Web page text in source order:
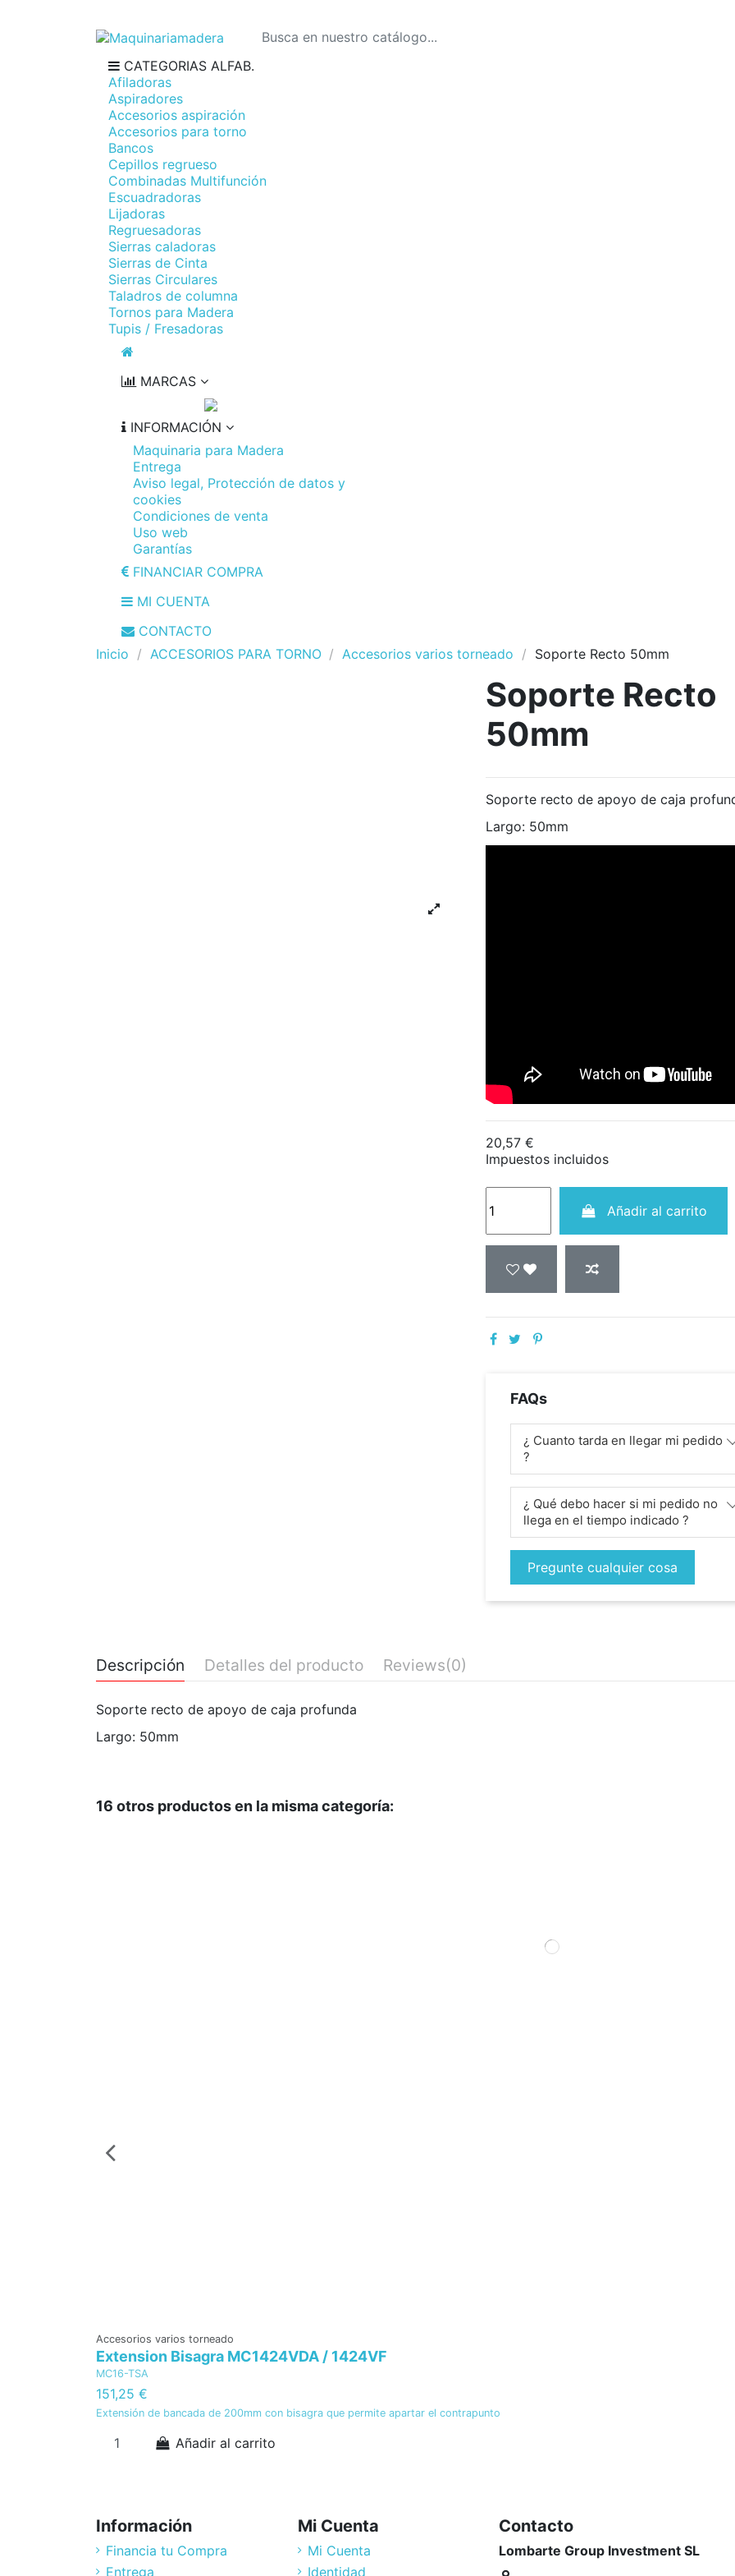
CATEGORIAS ALFAB.
Afiladoras
Aspiradores
Accesorios aspiración
Accesorios para torno
Bancos
Cepillos regrueso
Combinadas Multifunción
Escuadradoras
Lijadoras
Regruesadoras
Sierras caladoras
Sierras de Cinta
Sierras Circulares
Taladros de columna
Tornos para Madera
Tupis / Fresadoras
MARCAS
INFORMACIÓN
Maquinaria para Madera
Entrega
Aviso legal, Protección de datos y
cookies
Condiciones de venta
Uso web
Garantías
FINANCIAR COMPRA
MI CUENTA
CONTACTO
Inicio
ACCESORIOS PARA TORNO Accesorios varios torneado Soporte Recto 50mm
Soporte Recto
50mm
Soporte recto de apoyo de caja
Largo: 50mm
20,57 €
Impuestos incluidos
Añadir al carrito
FAQs
¿ Cuanto tarda en llegar mi pedido
?
¿ Qué debo hacer si mi pedido no
llega en el tiempo indicado ?
Pregunte cualquier cosa
Descripción Detalles del producto Reviews(0)
Soporte recto de apoyo de caja profunda
Largo: 50mm
16 otros productos en la misma categoría:
Accesorios varios torneado
Extension Bisagra MC1424VDA / 1424VF
MC16-TSA
151,25 €
Extensión de bancada de 200mm con bisagra que permite apartar el contrapunto
Añadir al carrito
Información
Financia tu Compra
Entrega
Mi Cuenta
Mi Cuenta
Identidad
Contacto
Lombarte Group Investment SL